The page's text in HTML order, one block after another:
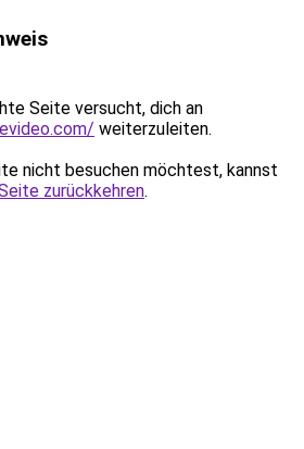
Seite versucht, dich an
weiterzuleiten.
nicht besuchen möchtest, kannst
zurückkehren.